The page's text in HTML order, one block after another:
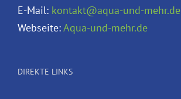
E-Mail: kontakt@aqua-und-mehr.de
Webseite:Aqua-und-mehr.de
DIREKTE LINKS